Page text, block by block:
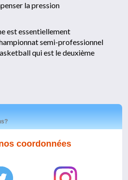
la pression
est essentiellement
semi-professionnel
qui est le deuxième
coordonnées